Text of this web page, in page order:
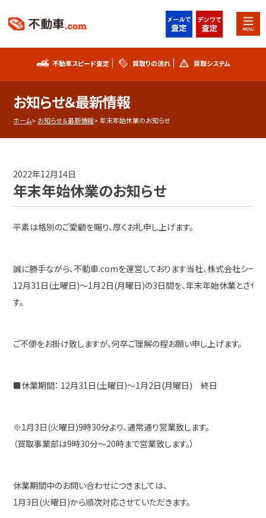
不動車スピード査定 買取りの流れ
買取システム
不動車買取実績 シリアルナンバー解説
お知らせ
不動車スピード査定 買取りの流れ 買取システム
お知らせ＆最新情報
ホーム お知らせ＆最新情報 年末年始休業のお知らせ
2022年12月14日
年末年始休業のお知らせ
平素は格別のご愛顧を賜り、厚くお礼申し上げます。
誠に勝手ながら、不動車.comを運営しております当社、株式会社シーリ
12月31日(土曜日)～1月2日(月曜日)の3日間を、年末年始休業とさせ
す。
ご不便をお掛け致しますが、何卒ご理解の程お願い申し上げます。
■休業期間： 12月31日(土曜日)～1月2日(月曜日) 終日
※1月3日(火曜日)9時30分より、通常通り営業致します。
（買取事業部は9時30分～20時まで営業致します。）
休業期間中のお問い合わせにつきましては、
1月3日(火曜日)から順次対応させていただきます。